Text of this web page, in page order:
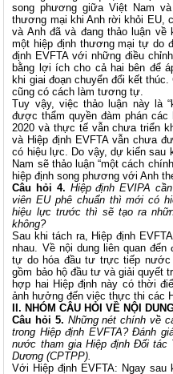
song phương giữa Việt Nam
thương mại khi Anh rời khỏi EU,
và Anh đã và đang thảo luận về
một hiệp định thương mại tự do
định EVFTA với những điều
bằng lợi ích cho cả hai bên để
khi giai đoạn chuyển đổi kết
cũng có cách làm tương tự.
Tuy vậy, việc thảo luận này là
được thẩm quyền đàm phán các
2020 và thực tế vẫn chưa triển
và Hiệp định EVFTA vẫn chưa
có hiệu lực. Do vậy, dự kiến sau
Nam sẽ thảo luận “một cách
hiệp định song phương với Anh
Câu hỏi 4. Hiệp định EVIPA
viên EU phê chuẩn thì mới có
hiệu lực trước thì sẽ tạo ra
không?
Sau khi tách ra, Hiệp định
nhau. Về nội dung liên quan
tự do hóa đầu tư trực tiếp nước
gồm bảo hộ đầu tư và giải quyết
hợp hai Hiệp định này có thời
ảnh hưởng đến việc thực thi
II. NHÓM CÂU HỎI VỀ NỘI
Câu hỏi 5. Những nét chính về
trong Hiệp định EVFTA? Đánh
nước tham gia Hiệp định Đối tác
Dương (CPTPP).
Với Hiệp định EVFTA: Ngay